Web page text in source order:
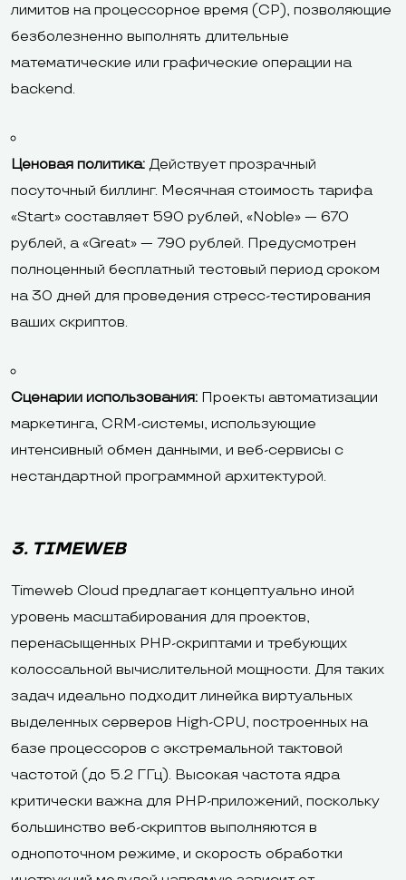
лимитов на процессорное время (CP), позволяющие
безболезненно выполнять длительные
математические или графические операции на
backend.
Ценовая политика: Действует прозрачный
посуточный биллинг. Месячная стоимость тарифа
«Start» составляет 590 рублей, «Noble» — 670
рублей, а «Great» — 790 рублей. Предусмотрен
полноценный бесплатный тестовый период сроком
на 30 дней для проведения стресс-тестирования
ваших скриптов.
Сценарии использования: Проекты автоматизации
маркетинга, CRM-системы, использующие
интенсивный обмен данными, и веб-сервисы с
нестандартной программной архитектурой.
3. TIMEWEB
Timeweb Cloud предлагает концептуально иной
уровень масштабирования для проектов,
перенасыщенных PHP-скриптами и требующих
колоссальной вычислительной мощности. Для таких
задач идеально подходит линейка виртуальных
выделенных серверов High-CPU, построенных на
базе процессоров с экстремальной тактовой
частотой (до 5.2 ГГц). Высокая частота ядра
критически важна для PHP-приложений, поскольку
большинство веб-скриптов выполняются в
однопоточном режиме, и скорость обработки